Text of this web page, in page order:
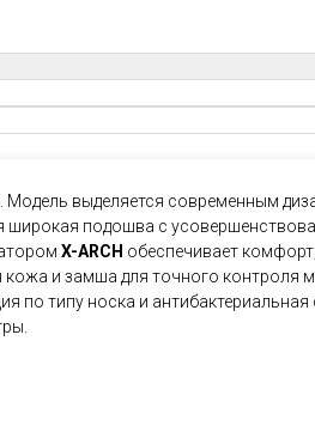
. Модель выделяется современным
подошва с
X-ARCH обеспечивает
и замша для точного
по типу носка и антибактериальная